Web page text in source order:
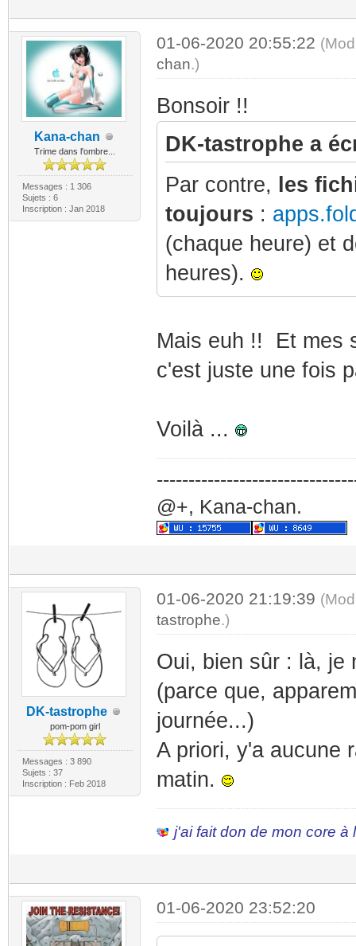
Kana-chan
Trime dans l'ombre...
Messages : 1 306
Sujets : 6
Inscription : Jan 2018
01-06-2020 20:55:22
chan.)
Bonsoir !!
DK-tastrophe a
Par contre,
les
toujours :
(chaque heure) et
heures).
Mais euh !! Et mes
c'est juste une fois
Voilà ...
@+, Kana-chan.
DK-tastrophe
pom-pom girl
Messages : 3 890
Sujets : 37
Inscription : Feb 2018
01-06-2020 21:19:39
tastrophe.)
Oui, bien sûr : là,
(parce que,
journée...)
A priori, y'a aucune
matin.
j'ai fait don de mon core à
01-06-2020 23:52:20